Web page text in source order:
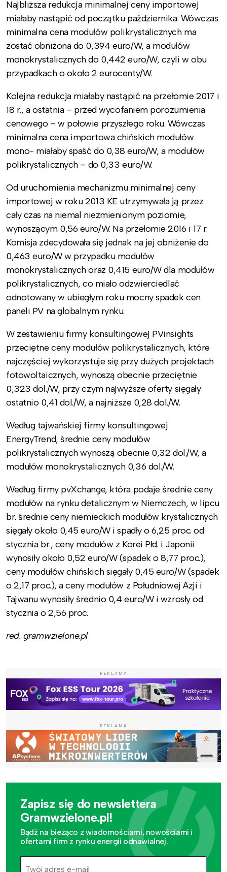
Najbliższa redukcja minimalnej ceny importowej
miałaby nastąpić od początku października. Wówczas
minimalna cena modułów polikrystalicznych ma
zostać obniżona do 0,394 euro/W, a modułów
monokrystalicznych do 0,442 euro/W, czyli w obu
przypadkach o około 2 eurocenty/W.
Kolejna redukcja miałaby nastąpić na przełomie 2017 i
18 r., a ostatnia – przed wycofaniem porozumienia
cenowego – w połowie przyszłego roku. Wówczas
minimalna cena importowa chińskich modułów
mono- miałaby spaść do 0,38 euro/W, a modułów
polikrystalicznych – do 0,33 euro/W.
Od uruchomienia mechanizmu minimalnej ceny
importowej w roku 2013 KE utrzymywała ją przez
cały czas na niemal niezmienionym poziomie,
wynoszącym 0,56 euro/W. Na przełomie 2016 i 17 r.
Komisja zdecydowała się jednak na jej obniżenie do
0,463 euro/W w przypadku modułów
monokrystalicznych oraz 0,415 euro/W dla modułów
polikrystalicznych, co miało odzwierciedlać
odnotowany w ubiegłym roku mocny spadek cen
paneli PV na globalnym rynku.
W zestawieniu firmy konsultingowej PVinsights
przeciętne ceny modułów polikrystalicznych, które
najczęściej wykorzystuje się przy dużych projektach
fotowoltaicznych, wynoszą obecnie przeciętnie
0,323 dol./W, przy czym najwyższe oferty sięgały
ostatnio 0,41 dol./W, a najniższe 0,28 dol./W.
Według tajwańskiej firmy konsultingowej
EnergyTrend, średnie ceny modułów
polikrystalicznych wynoszą obecnie 0,32 dol./W, a
modułów monokrystalicznych 0,36 dol./W.
Według firmy pvXchange, która podaje średnie ceny
modułów na rynku detalicznym w Niemczech, w lipcu
br. średnie ceny niemieckich modułów krystalicznych
sięgały około 0,45 euro/W i spadły o 6,25 proc. od
stycznia br., ceny modułów z Korei Płd. i Japonii
wynosiły około 0,52 euro/W (spadek o 8,77 proc.),
ceny modułów chińskich sięgały 0,45 euro/W (spadek
o 2,17 proc.), a ceny modułów z Południowej Azji i
Tajwanu wynosiły średnio 0,4 euro/W i wzrosły od
stycznia o 2,56 proc.
red. gramwzielone.pl
REKLAMA
REKLAMA
Zapisz się do newslettera
Gramwzielone.pl!
Bądź na bieżąco z wiadomościami, nowościami i
ofertami firm z rynku energii odnawialnej.